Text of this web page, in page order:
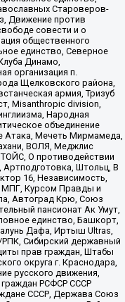
Староверов-
Движение против
совести и о
общественного
единство, Северное
Динамо,
организация п.
Щелковского района,
армия, Тризуб
Misanthropic division,
Народная
объединение
Атака, Мечеть Мирмамеда,
ВОЛЯ, Меджлис
О противодействии
Артподготовка, Штольц, В
16, Независимость,
МПГ, Курсом Правды и
Автоград Крю, Союз
пансионат Ак Умут,
единство, Башкорт,
Дафа, Иртыш Ultras,
РПК, Сибирский державный
прав граждан, Штабы
округа г. Краснодара,
русского движения,
РСФСР СССР
СССР, Держава Союз